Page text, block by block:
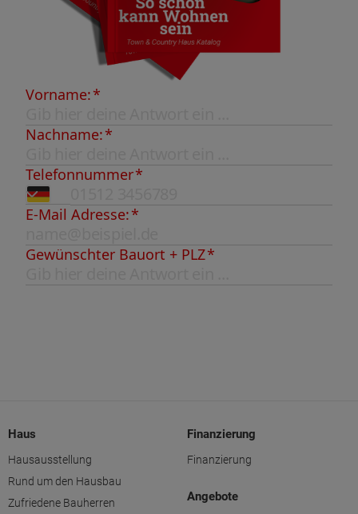
Haus
Hausausstellung
Rund um den Hausbau
Zufriedene Bauherren
Finanzierung
Finanzierung
Angebote